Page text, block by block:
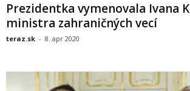
Prezidentka vymenovala Ivana
ministra zahraničných vecí
teraz.sk - 8. apr 2020